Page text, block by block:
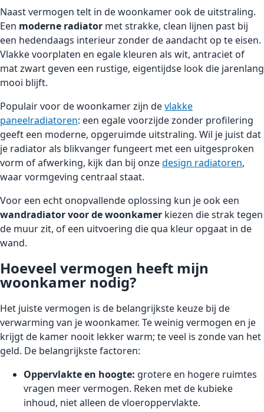
Naast vermogen telt in de woonkamer ook de uitstraling.
Een moderne radiator met strakke, clean lijnen past bij
een hedendaags interieur zonder de aandacht op te eisen.
Vlakke voorplaten en egale kleuren als wit, antraciet of
mat zwart geven een rustige, eigentijdse look die jarenlang
mooi blijft.
Populair voor de woonkamer zijn devlakke
paneelradiatoren: een egale voorzijde zonder profilering
geeft een moderne, opgeruimde uitstraling. Wil je juist dat
je radiator als blikvanger fungeert met een uitgesproken
vorm of afwerking, kijk dan bij onzedesign radiatoren,
waar vormgeving centraal staat.
Voor een echt onopvallende oplossing kun je ook een
wandradiator voor de woonkamer kiezen die strak tegen
de muur zit, of een uitvoering die qua kleur opgaat in de
wand.
Hoeveel vermogen heeft mijn
woonkamer nodig?
Het juiste vermogen is de belangrijkste keuze bij de
verwarming van je woonkamer. Te weinig vermogen en je
krijgt de kamer nooit lekker warm; te veel is zonde van het
geld. De belangrijkste factoren:
Oppervlakte en hoogte: grotere en hogere ruimtes
vragen meer vermogen. Reken met de kubieke
inhoud, niet alleen de vloeroppervlakte.